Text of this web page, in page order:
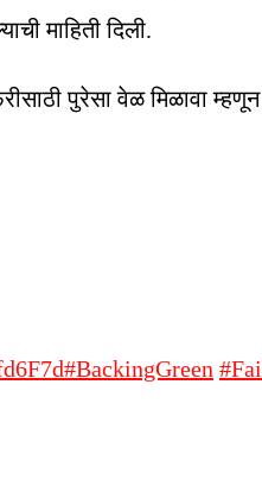
माहिती दिली.
पुरेसा वेळ मिळावा
#BackingGreen